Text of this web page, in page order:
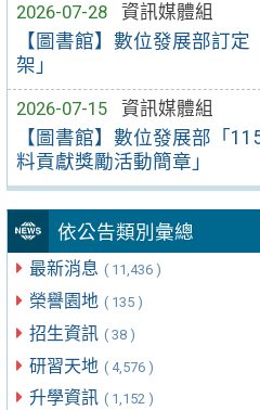
2026-07-28
資訊媒體組
【圖書館】數位發展部訂
架」
2026-07-15
資訊媒體組
【圖書館】數位發展部「
料貢獻獎勵活動簡章」
依公告類別彙總
最新消息 ( 11,436 )
榮譽園地 ( 135 )
招生資訊 ( 38 )
研習天地 ( 4,576 )
升學資訊 ( 1,152 )